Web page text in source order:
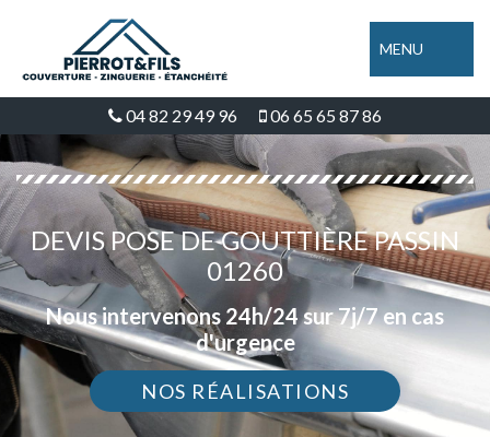
MENU
04 82 29 49 96 06 65 65 87 86
DEVIS POSE DE GOUTTIÈRE PASSIN
01260
Nous intervenons 24h/24 sur 7j/7 en cas
d'urgence
NOS RÉALISATIONS